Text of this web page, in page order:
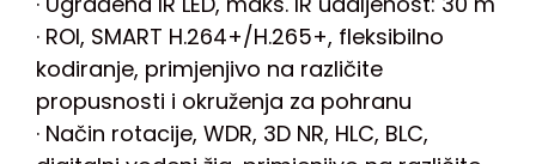
· ROI, SMART H.264+/H.265+, fleksibilno
kodiranje, primjenjivo na različite
propusnosti i okruženja za pohranu
· Način rotacije, WDR, 3D NR, HLC, BLC,